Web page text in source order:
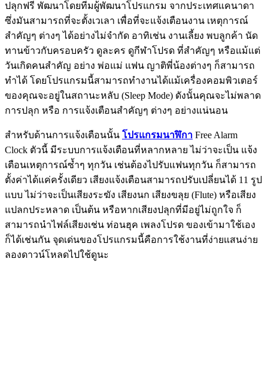
ปลุกฟรี พัฒนาโดยทีมผู้พัฒนาโปรแกรม จากประเทศแคนาดา
ซึ่งมันสามารถที่จะตั้งเวเลา เพื่อที่จะแจ้งเตือนงาน เหตุการณ์
สำคัญๆ ต่างๆ ได้อย่างไม่จำกัด อาทิเช่น งานเลี้ยง พบลูกค้า นัด
ทานข้าวกับครอบครัว ดูละคร ดูกีฬาโปรด ที่สำคัญๆ หรือแม้แต่
วันเกิดคนสำคัญ อย่าง พ่อแม่ แฟน ญาติพี่น้องต่างๆ ก็สามารถ
ทำได้ โดยโปรแกรมนี้สามารถทำงานได้แม้เครื่องคอมพิวเตอร์
ของคุณจะอยู่ในสถานะหลับ (Sleep Mode) ดังนั้นคุณจะไม่พลาด
การปลุก หรือ การแจ้งเตือนสำคัญๆ ต่างๆ อย่างแน่นอน
สำหรับด้านการแจ้งเตือนนั้น โปรแกรมนาฬิกา Free Alarm
Clock ตัวนี้ มีระบบการแจ้งเตือนที่หลากหลาย ไม่ว่าจะเป็น แจ้ง
เตือนเหตุการณ์ซ้ำๆ ทุกวัน เช่นต้องไปรับแฟนทุกวัน ก็สามารถ
ตั้งค่าได้แค่ครั้งเดียว เสียงแจ้งเตือนสามารถปรับเปลี่ยนได้ 11 รูป
แบบ ไม่ว่าจะเป็นเสียงระฆัง เสียงนก เสียงขลุย (Flute) หรือเสียง
แปลกประหลาด เป็นต้น หรือหากเสียงปลุกที่มีอยู่ไม่ถูกใจ ก็
สามารถนำไฟล์เสียงเช่น ท่อนฮุค เพลงโปรด ของเข้ามาใช้เอง
ก็ได้เช่นกัน จุดเด่นของโปรแกรมนี้คือการใช้งานที่ง่ายแสนง่าย
ลองดาวน์โหลดไปใช้ดูนะ